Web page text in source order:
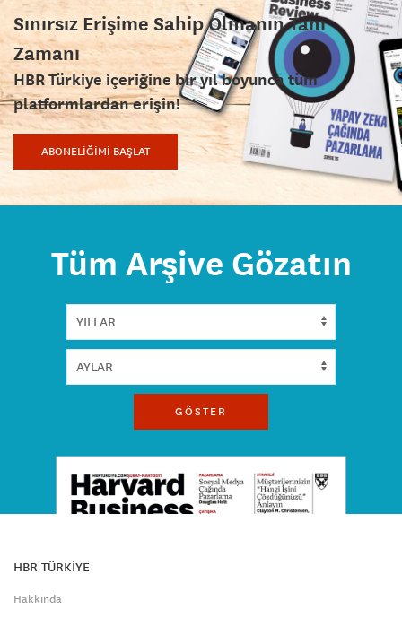
Sınırsız Erişime Sahip Olmanın Tam
Zamanı
HBR Türkiye içeriğine bir yıl boyunca tüm
platformlardan erişin!
ABONELİĞİMİ BAŞLAT
Tüm Arşive Gözatın
GÖSTER
HBR TÜRKİYE
Hakkında